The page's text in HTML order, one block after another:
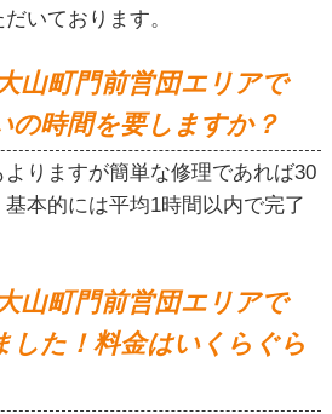
いております。
山町門前営団エリアで
の時間を要しますか？
りますが簡単な修理であれば30
本的には平均1時間以内で完了
山町門前営団エリアで
した！料金はいくらぐら